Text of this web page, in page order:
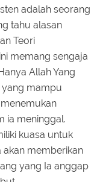
adalah seorang
tahu alasan
Teori
memang sengaja
Allah Yang
yang mampu
ia meninggal.
kuasa untuk
akan memberikan
yang Ia anggap